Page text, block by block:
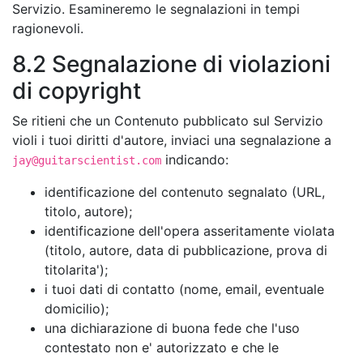
Servizio. Esamineremo le segnalazioni in tempi
ragionevoli.
8.2 Segnalazione di violazioni
di copyright
Se ritieni che un Contenuto pubblicato sul Servizio
violi i tuoi diritti d'autore, inviaci una segnalazione a
jay@guitarscientist.com indicando:
identificazione del contenuto segnalato (URL,
titolo, autore);
identificazione dell'opera asseritamente violata
(titolo, autore, data di pubblicazione, prova di
titolarita');
i tuoi dati di contatto (nome, email, eventuale
domicilio);
una dichiarazione di buona fede che l'uso
contestato non e' autorizzato e che le